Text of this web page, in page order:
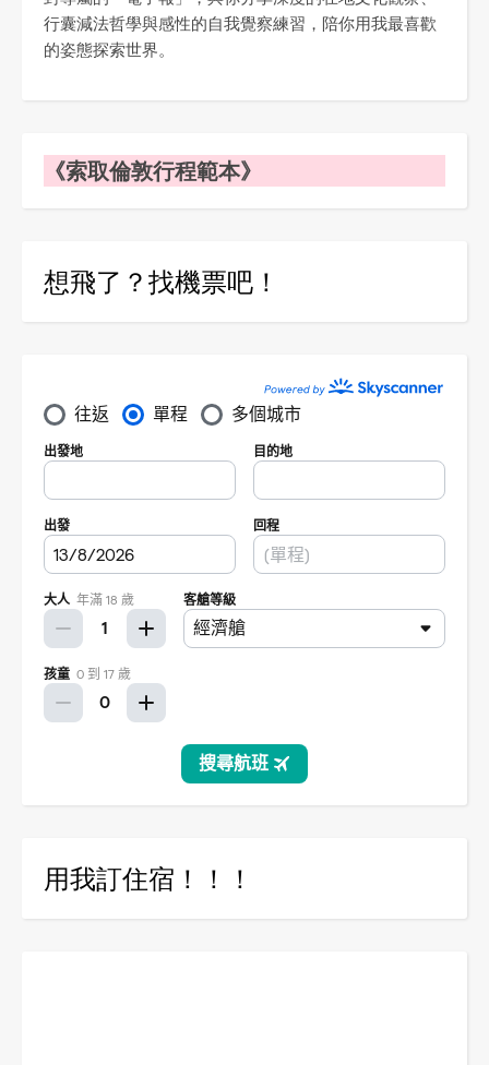
行囊減法哲學與感性的自我覺察練習，陪你用我最喜歡
的姿態探索世界。
《索取倫敦行程範本》
想飛了？找機票吧！
用我訂住宿！！！